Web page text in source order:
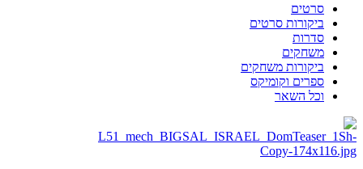
סרטים
ביקורות סרטים
סדרות
משחקים
ביקורות משחקים
ספרים וקומיקס
וכל השאר